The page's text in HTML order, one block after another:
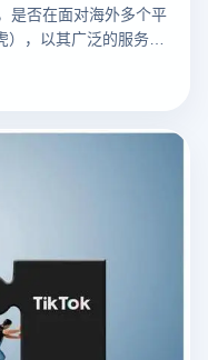
是否在面对海外多个平
），以其广泛的服务范
平台，吸引了数百万顾
说，Yahoo绝对是一
功能提升这一过程？让